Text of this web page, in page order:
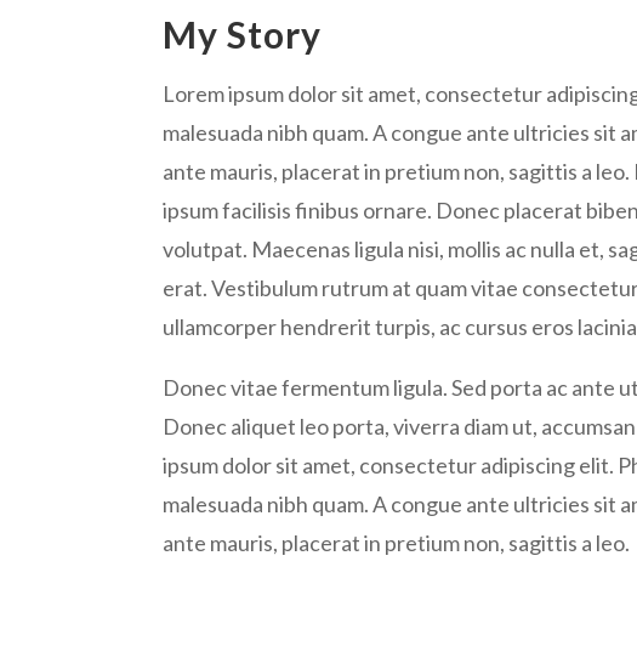
My Story
Lorem ipsum dolor sit amet, consectetur
malesuada nibh quam. A congue ante ultricies sit
ante mauris, placerat in pretium non, sagittis a
ipsum facilisis finibus ornare. Donec placerat
volutpat. Maecenas ligula nisi, mollis ac nulla et,
erat. Vestibulum rutrum at quam vitae
ullamcorper hendrerit turpis, ac cursus eros
Donec vitae fermentum ligula. Sed porta ac ante
Donec aliquet leo porta, viverra diam ut,
ipsum dolor sit amet, consectetur adipiscing elit.
malesuada nibh quam. A congue ante ultricies sit
ante mauris, placerat in pretium non, sagittis a leo.